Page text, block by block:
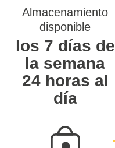
Almacenamiento
disponible
los 7 días de
la semana
24 horas al
día